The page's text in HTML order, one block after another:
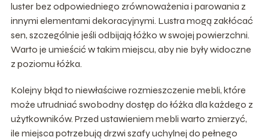
luster bez odpowiedniego zrównoważenia i parowania z
innymi elementami dekoracyjnymi. Lustra mogą zakłócać
sen, szczególnie jeśli odbijają łóżko w swojej powierzchni.
Warto je umieścić w takim miejscu, aby nie były widoczne
z poziomu łóżka.
Kolejny błąd to niewłaściwe rozmieszczenie mebli, które
może utrudniać swobodny dostęp do łóżka dla każdego z
użytkowników. Przed ustawieniem mebli warto zmierzyć,
ile miejsca potrzebują drzwi szafy uchylnej do pełnego